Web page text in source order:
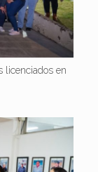
licenciados en